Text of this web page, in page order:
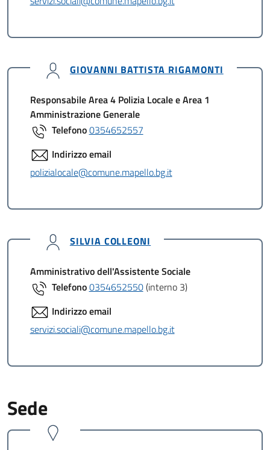
GIOVANNI BATTISTA RIGAMONTI
Responsabile Area 4 Polizia Locale e Area 1
Amministrazione Generale
Telefono0354652557
Indirizzo email
polizialocale@comune.mapello.bg.it
SILVIA COLLEONI
Amministrativo dell'Assistente Sociale
Telefono0354652550(interno 3)
Indirizzo email
servizi.sociali@comune.mapello.bg.it
Sede